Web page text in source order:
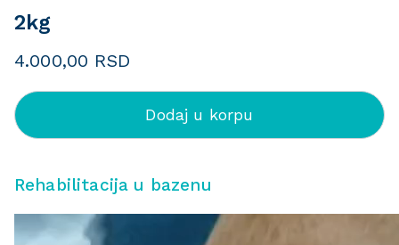
2kg
4.000,00 RSD
Dodaj u korpu
Rehabilitacija u bazenu